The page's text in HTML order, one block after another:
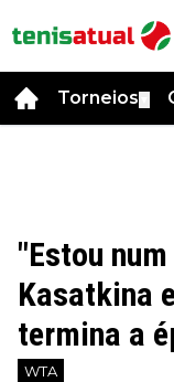
Torneios
"Estou
Kasatkina
termina a
WTA